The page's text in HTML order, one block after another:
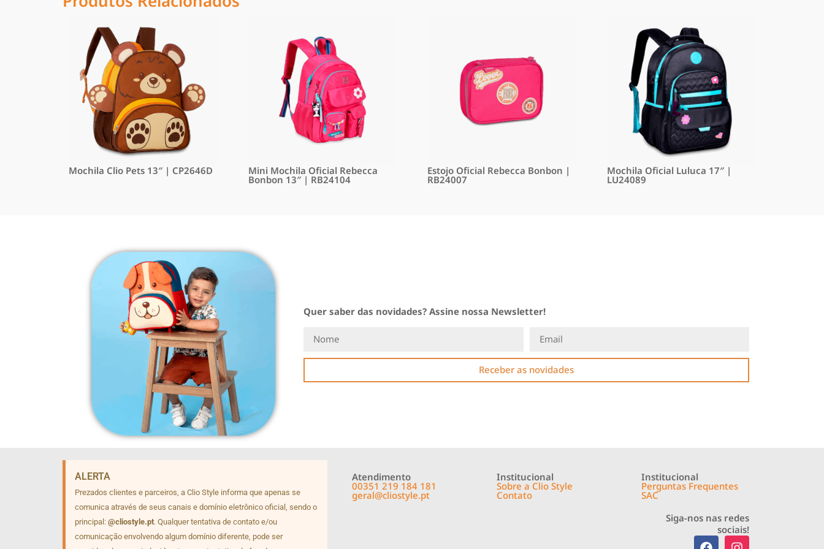
Mochila Clio Pets 13″ | CP2646D Mini Mochila Oficial Rebecca
Bonbon 13″ | RB24104
Estojo Oficial Rebecca Bonbon |
RB24007
Mochila Oficial Luluca 17″ |
LU24089
Quer saber das novidades? Assine nossa Newsletter!
Receber as novidades
ALERTA
Prezados clientes e parceiros, a Clio Style informa que apenas se
comunica através de seus canais e domínio eletrônico oficial, sendo o
principal: @cliostyle.pt. Qualquer tentativa de contato e/ou
comunicação envolvendo algum domínio diferente, pode ser
Atendimento
00351 219 184 181
geral@cliostyle.pt
Institucional
Sobre a Clio Style
Contato
Institucional
Perguntas Frequentes
SAC
Siga-nos nas redes
sociais!